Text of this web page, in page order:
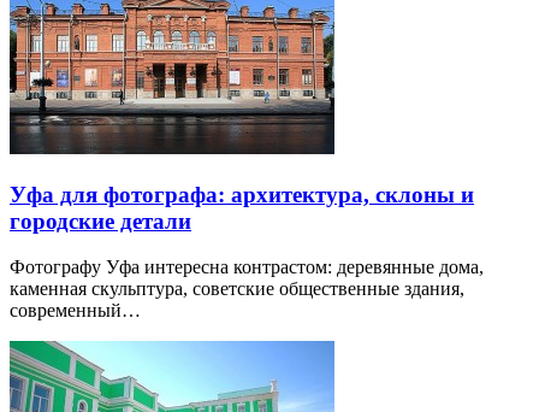
Уфа для фотографа: архитектура, склоны и
городские детали
Фотографу Уфа интересна контрастом: деревянные дома,
каменная скульптура, советские общественные здания,
современный…